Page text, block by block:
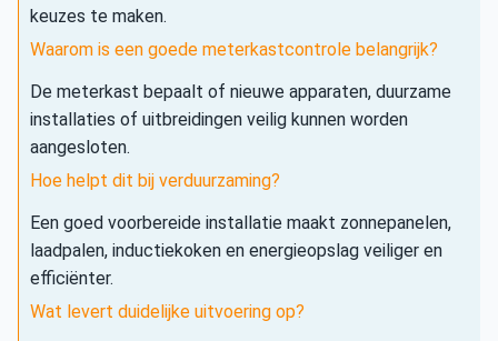
keuzes te maken.
Waarom is een goede meterkastcontrole belangrijk?
De meterkast bepaalt of nieuwe apparaten, duurzame
installaties of uitbreidingen veilig kunnen worden
aangesloten.
Hoe helpt dit bij verduurzaming?
Een goed voorbereide installatie maakt zonnepanelen,
laadpalen, inductiekoken en energieopslag veiliger en
efficiënter.
Wat levert duidelijke uitvoering op?